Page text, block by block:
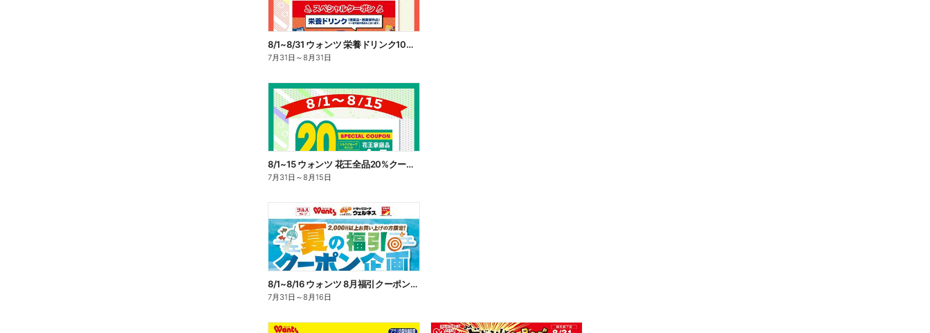
8/1~8/31 ウォンツ 栄養ドリンク10%ポイント還元
7月31日 ～8月31日
8/1~15 ウォンツ 花王全品20%クーポン
7月31日 ～8月15日
8/1~8/16 ウォンツ 8月福引クーポン企画
7月31日 ～8月16日